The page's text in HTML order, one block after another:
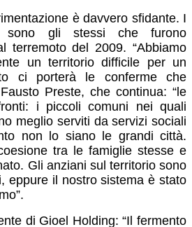
è davvero sfidante. I
sono gli stessi che furono
terremoto del 2009. “Abbiamo
un territorio difficile per un
ci porterà le conferme che
Preste, che continua: “le
i piccoli comuni nei quali
meglio serviti da servizi sociali
non lo siano le grandi città.
tra le famiglie stesse e
Gli anziani sul territorio sono
eppure il nostro sistema è stato
di Gioel Holding: “Il fermento